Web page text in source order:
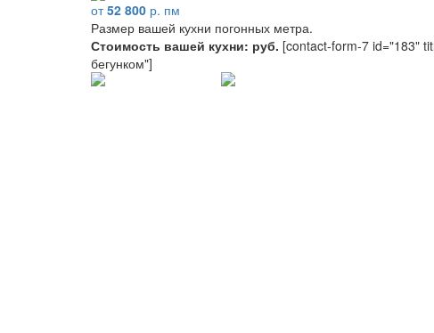
от52 800 р. пм
Размер вашей кухни погонных метра.
Стоимость вашей кухни: руб. [contact-form-7 id="183"
бегунком"]